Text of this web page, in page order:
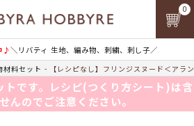
♪＼リバティ 生地、編み物、刺繍、刺し子／
0
材料セット 【レシピなし】フリンジスヌード＜ア
トです。レシピ(つくり方シート)は含
んのでご注意ください。